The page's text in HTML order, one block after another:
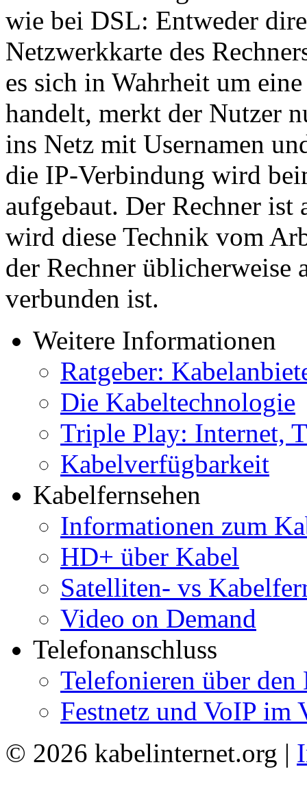
wie bei DSL: Entweder
Netzwerkkarte des
es sich in Wahrheit um
handelt, merkt der Nutzer
ins Netz mit Usernamen
die IP-Verbindung wird
aufgebaut. Der Rechner
wird diese Technik vom
der Rechner üblicherweise
verbunden ist.
Weitere Informationen
Ratgeber:
Die Kabeltechnologie
Triple Play: Internet,
Kabelverfügbarkeit
Kabelfernsehen
Informationen zum
HD+ über Kabel
Satelliten- vs
Video on Demand
Telefonanschluss
Telefonieren über den
Festnetz und VoIP im
© 2026 kabelinternet.org |